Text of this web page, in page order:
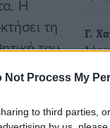
Not Process My
to third parties,
Η
τη
του
η
Γ.
Οδού
Στο